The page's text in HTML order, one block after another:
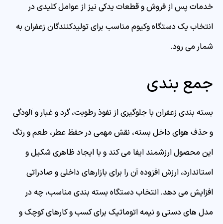
خدمات پس از فروش و قطعات یدکی نیز از عوامل کلیدی در
انتخاب یک دستگاه وکیوم مناسب برای تولیدکنندگان زعفران به
شمار می رود.
جمع بندی
بسته بندی زعفران با جلوگیری از نفوذ رطوبت، گرد و غبار و آلودگی
و حذف هوای داخل بسته، نقش مهمی در حفظ عطر، طعم و رنگ
این محصول ارزشمند ایفا می کند و با ایجاد ظاهری شکیل و
استاندارد، ارزش افزوده آن را برای بازارهای داخلی و صادراتی
افزایش می دهد. انتخاب دستگاه بسته بندی مناسب، چه در
مدل های دستی و نیمه اتوماتیک برای کسب و کارهای کوچک و